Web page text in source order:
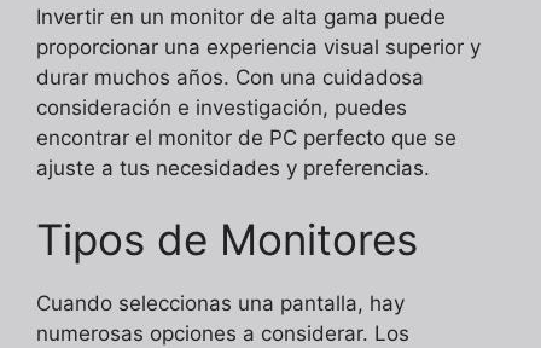
Invertir en un monitor de alta gama puede
proporcionar una experiencia visual superior y
durar muchos años. Con una cuidadosa
consideración e investigación, puedes
encontrar el monitor de PC perfecto que se
ajuste a tus necesidades y preferencias.
Tipos de Monitores
Cuando seleccionas una pantalla, hay
numerosas opciones a considerar. Los